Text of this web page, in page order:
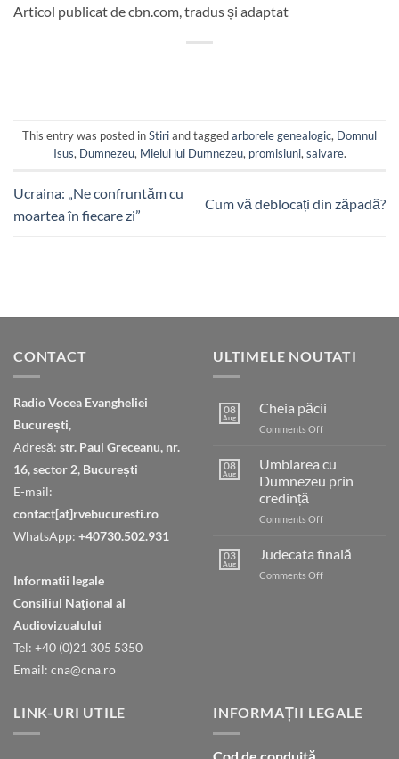
Articol publicat de cbn.com, tradus și adaptat
This entry was posted inStiriand taggedarborele genealogic, Domnul
Isus, Dumnezeu, Mielul lui Dumnezeu, promisiuni, salvare.
Ucraina: „Ne confruntăm cu
moartea în fiecare zi”
Cum vă deblocați din zăpadă?
CONTACT
Radio Vocea Evangheliei
București,
Adresă: str. Paul Greceanu, nr.
16, sector 2, București
E-mail:
contact[at]rvebucuresti.ro
WhatsApp: +40730.502.931
Informatii legale
Consiliul Naţional al
Audiovizualului
Tel: +40 (0)21 305 5350
Email: cna@cna.ro
ULTIMELE NOUTATI
08
Aug
Cheia păcii
Comments Offon
08
Aug
Umblarea cu
Dumnezeu prin
credință
Comments Offon
cu
03
Aug
Judecata finală
Comments Offon
LINK-URI UTILE INFORMAȚII LEGALE
Cod de conduită